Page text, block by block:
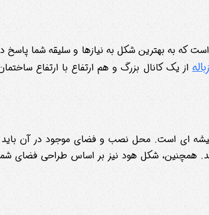
که به بهترین شکل به نیازها و سلیقه شما پاسخ
از یک کانال بزرگ و هم ارتفاع با ارتفاع
شیشه ای است. محل نصب و فضای موجود در آن باید
همچنین، شکل هود نیز بر اساس طراحی فضای